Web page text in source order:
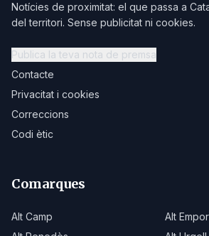
Notícies de proximitat: el que passa a
del territori. Sense publicitat ni cookies.
Publica la teva nota de premsa
Contacte
Privacitat i cookies
Correccions
Codi ètic
Comarques
Alt Camp
Alt